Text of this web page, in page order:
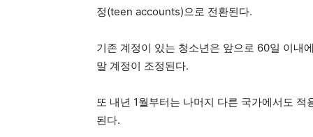
정(teen accounts)으로 전환된다.
기존 계정이 있는 청소년은 앞으로 60일 이내
말 계정이 조정된다.
또 내년 1월부터는 나머지 다른 국가에서도
된다.